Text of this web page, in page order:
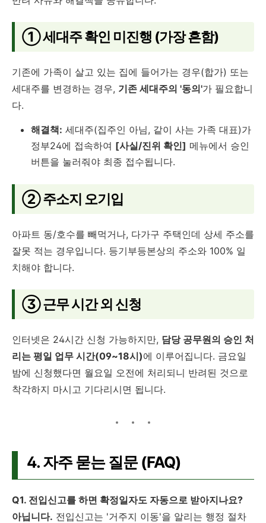
① 세대주 확인 미진행 (가장 흔함)
기존에 가족이 살고 있는 집에 들어가는 경우(합가) 또는
세대주를 변경하는 경우, 기존 세대주의 '동의'가 필요합니
다.
해결책: 세대주(집주인 아님, 같이 사는 가족 대표)가
정부24에 접속하여 [사실/진위 확인] 메뉴에서 승인
버튼을 눌러줘야 최종 접수됩니다.
② 주소지 오기입
아파트 동/호수를 빼먹거나, 다가구 주택인데 상세 주소를
잘못 적는 경우입니다. 등기부등본상의 주소와 100% 일
치해야 합니다.
③ 근무 시간 외 신청
인터넷은 24시간 신청 가능하지만, 담당 공무원의 승인 처
리는 평일 업무 시간(09~18시)에 이루어집니다. 금요일
밤에 신청했다면 월요일 오전에 처리되니 반려된 것으로
착각하지 마시고 기다리시면 됩니다.
4. 자주 묻는 질문 (FAQ)
Q1. 전입신고를 하면 확정일자도 자동으로 받아지나요?
아닙니다. 전입신고는 '거주지 이동'을 알리는 행정 절차